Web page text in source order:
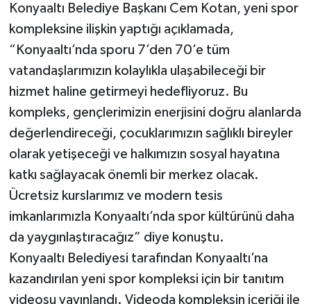
Konyaaltı Belediye Başkanı Cem Kotan, yeni spor
kompleksine ilişkin yaptığı açıklamada,
“Konyaaltı’nda sporu 7’den 70’e tüm
vatandaşlarımızın kolaylıkla ulaşabileceği bir
hizmet haline getirmeyi hedefliyoruz. Bu
kompleks, gençlerimizin enerjisini doğru alanlarda
değerlendireceği, çocuklarımızın sağlıklı bireyler
olarak yetişeceği ve halkımızın sosyal hayatına
katkı sağlayacak önemli bir merkez olacak.
Ücretsiz kurslarımız ve modern tesis
imkanlarımızla Konyaaltı’nda spor kültürünü daha
da yaygınlaştıracağız” diye konuştu.
Konyaaltı Belediyesi tarafından Konyaaltı’na
kazandırılan yeni spor kompleksi için bir tanıtım
videosu yayınlandı. Videoda kompleksin içeriği ile